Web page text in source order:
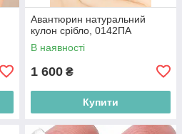
Авантюрин натуральний
кулон срібло, 0142ПА
В наявності
1 600 ₴
Купити